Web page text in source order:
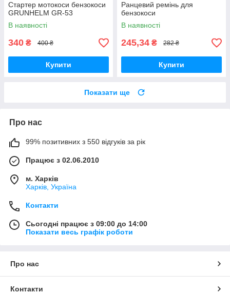
Стартер мотокоси бензокоси
GRUNHELM GR-53
В наявності
340 ₴ 400 ₴
Купити
Ранцевий ремінь для
бензокоси
В наявності
245,34 ₴ 282 ₴
Купити
Показати ще
Про нас
99% позитивних з 550 відгуків за рік
Працює з 02.06.2010
м. Харків
Харків, Україна
Контакти
Сьогодні працює з 09:00 до 14:00
Показати весь графік роботи
Про нас
Контакти